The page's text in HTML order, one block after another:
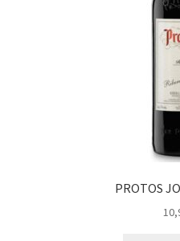
PROTOS